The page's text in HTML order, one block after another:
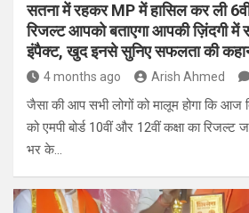
सतना में रहकर MP में हासिल कर ली
रिजल्ट आपको बताएगा आपकी ज़िंदगी में
इंपैक्ट, खुद इनसे सुनिए सफलता की
4 months ago Arish Ahmed
जैसा की आप सभी लोगों को मालूम होगा कि
को एमपी बोर्ड 10वीं और 12वीं कक्षा का
भर के…